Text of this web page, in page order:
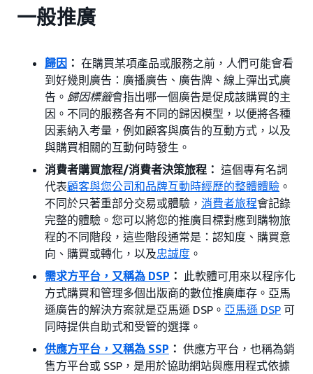
一般推廣
歸因 ： 在購買某項產品或服務之前，人們可能會看
到好幾則廣告：廣播廣告、廣告牌、線上彈出式廣
告。 歸因標籤會指出哪一個廣告是促成該購買的主
因。不同的服務各有不同的歸因模型，以便將各種
因素納入考量，例如顧客與廣告的互動方式，以及
與購買相關的互動何時發生。
消費者購買旅程/消費者決策旅程： 這個專有名詞
代表顧客與您公司和品牌互動時經歷的整體體驗 。
不同於只著重部分交易或體驗， 消費者旅程會記錄
完整的體驗。您可以將您的推廣目標對應到購物旅
程的不同階段，這些階段通常是：認知度、購買意
向、購買或轉化，以及忠誠度 。
需求方平台，又稱為 DSP ： 此軟體可用來以程序化
方式購買和管理多個出版商的數位推廣庫存。亞馬
遜廣告的解決方案就是亞馬遜 DSP。 亞馬遜 DSP 可
同時提供自助式和受管的選擇。
供應方平台，又稱為 SSP ： 供應方平台，也稱為銷
售方平台或 SSP，是用於協助網站與應用程式依據